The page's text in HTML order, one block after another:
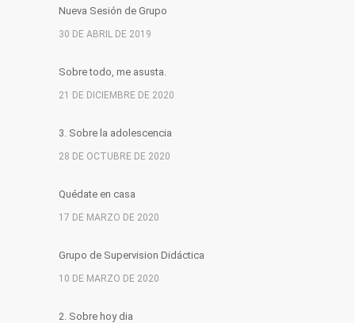
Nueva Sesión de Grupo
30 DE ABRIL DE 2019
Sobre todo, me asusta.
21 DE DICIEMBRE DE 2020
3. Sobre la adolescencia
28 DE OCTUBRE DE 2020
Quédate en casa
17 DE MARZO DE 2020
Grupo de Supervision Didáctica
10 DE MARZO DE 2020
2. Sobre hoy dia